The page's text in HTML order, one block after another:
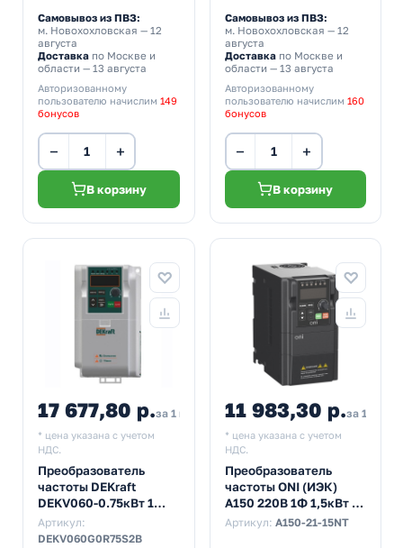
Самовывоз из ПВЗ:
м. Новохохловская — 12
августа
Доставка по Москве и
области — 13 августа
Авторизованному
пользователю начислим 149
бонусов
− +
В корзину
Самовывоз из ПВЗ:
м. Новохохловская — 12
августа
Доставкапо Москве и
области — 13 августа
Авторизованному
пользователю начислим 160
бонусов
− +
В корзину
17 677,80 р.за 1 шт
* цена указана с учетом
НДС.
Преобразователь
частоты DEKraft
DEKV060-0.75кВт 1
фаза 220В с
тормозным модулем
Артикул:
DEKV060G0R75S2B
11 983,30 р.за 1 шт
* цена указана с учетом
НДС.
Преобразователь
частоты ONI (ИЭК)
A150 220В 1Ф 1,5кВт 7А
встроенный тормозной
Артикул: A150-21-15NT